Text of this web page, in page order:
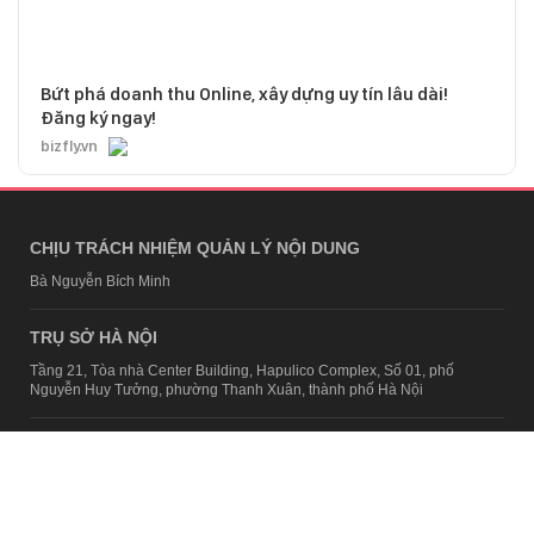
Bứt phá doanh thu Online, xây dựng uy tín lâu dài!
Đăng ký ngay!
bizfly.vn
CHỊU TRÁCH NHIỆM QUẢN LÝ NỘI DUNG
Bà Nguyễn Bích Minh
TRỤ SỞ HÀ NỘI
Tầng 21, Tòa nhà Center Building, Hapulico Complex, Số 01, phố
Nguyễn Huy Tưởng, phường Thanh Xuân, thành phố Hà Nội